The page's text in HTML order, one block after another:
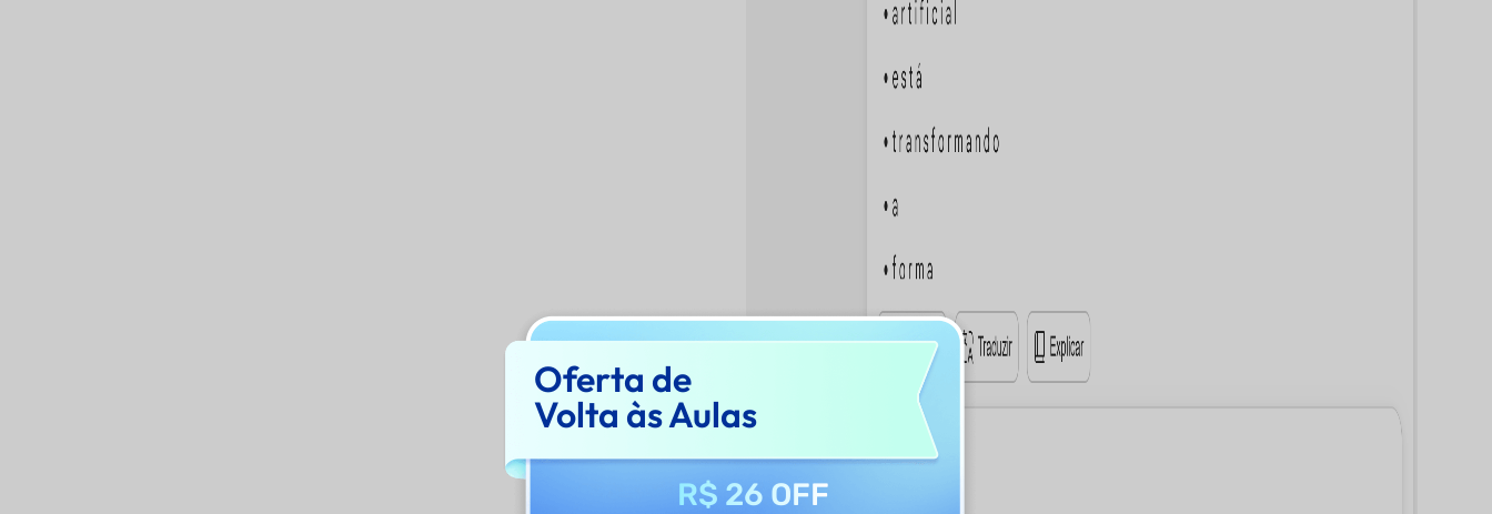
Oferta de
Volta às Aulas
R$ 26 OFF